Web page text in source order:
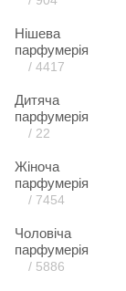
Нішева
парфумерія
/ 4417
Дитяча
парфумерія
/ 22
Жіноча
парфумерія
/ 7454
Чоловіча
парфумерія
/ 5886